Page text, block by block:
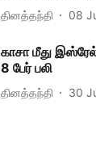
தினத்தந்தி 08
காசா மீது
8 பேர் பலி
தினத்தந்தி 30